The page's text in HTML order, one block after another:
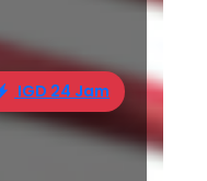
IGD 24 Jam